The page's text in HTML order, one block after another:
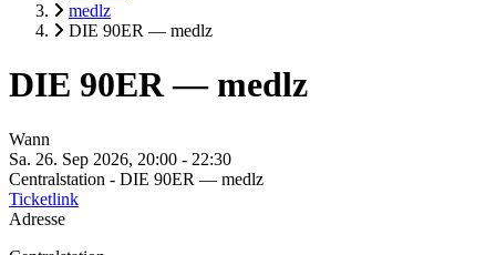
medlz
DIE 90ER — medlz
DIE 90ER — medlz
Wann
Sa. 26. Sep 2026, 20:00 - 22:30
Centralstation - DIE 90ER — medlz
Ticketlink
Adresse